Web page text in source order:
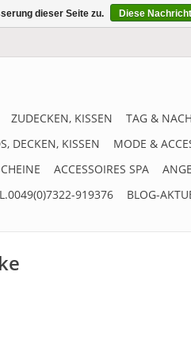
ZUDECKEN, KISSEN TAG &
DECKEN, KISSEN MODE &
ACCESSOIRES SPA
919376 BLOG-
dieser Seite zu. Diese